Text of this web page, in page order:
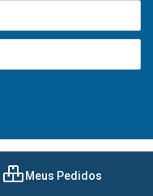
Meus Pedidos